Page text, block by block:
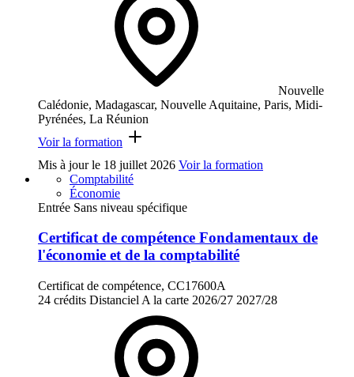
Nouvelle
Calédonie, Madagascar, Nouvelle Aquitaine, Paris, Midi-
Pyrénées, La Réunion
Voir la formation
Mis à jour le 18 juillet 2026 Voir la formation
Comptabilité
Économie
Entrée Sans niveau spécifique
Certificat de compétence Fondamentaux de
l'économie et de la comptabilité
Certificat de compétence, CC17600A
24 crédits Distanciel A la carte 2026/27 2027/28